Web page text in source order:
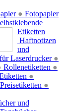
● Fotopapier
Laserdrucker ●
Etiketten
Rollenetiketten ●
●
Preisetiketten ●
Haftnotizen
und
und